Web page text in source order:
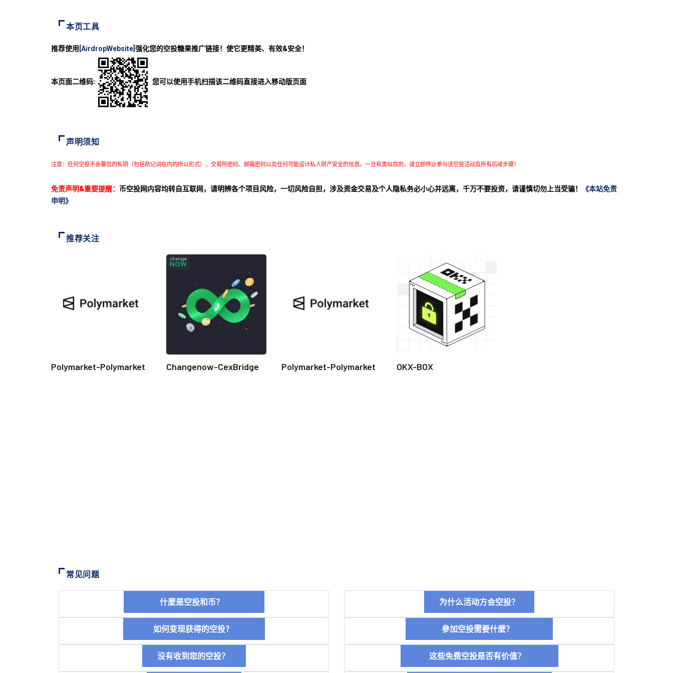
本页工具
推荐使用 [AirdropWebsite] 强化您的空投糖果推广链接！使它更精美、有效&安全！
本页面二维码: 您可以使用手机扫描该二维码直接进入移动版页面
声明须知
注意：任何空投不会要您的私钥（包括助记词在内的所以形式）、交易所密码、邮箱密码以及任何可能设计私人财产安全的信息。一旦有类似目的，请立即停止参与该空投活动及所有后续步骤！
免责声明&重要提醒： 币空投网内容均转自互联网，请明辨各个项目风险，一切风险自担，涉及资金交易及个人隐私务必小心并远离，千万不要投资，请谨慎切勿上当受骗！
《本站免责
申明》
推荐关注
Polymarket-Polymarket Changenow-CexBridge Polymarket-Polymarket OKX-BOX
常见问题
什麼是空投和币？ 为什么活动方会空投？
如何变现获得的空投？ 參加空投需要什麼？
没有收到您的空投？ 这些免费空投是否有价值？